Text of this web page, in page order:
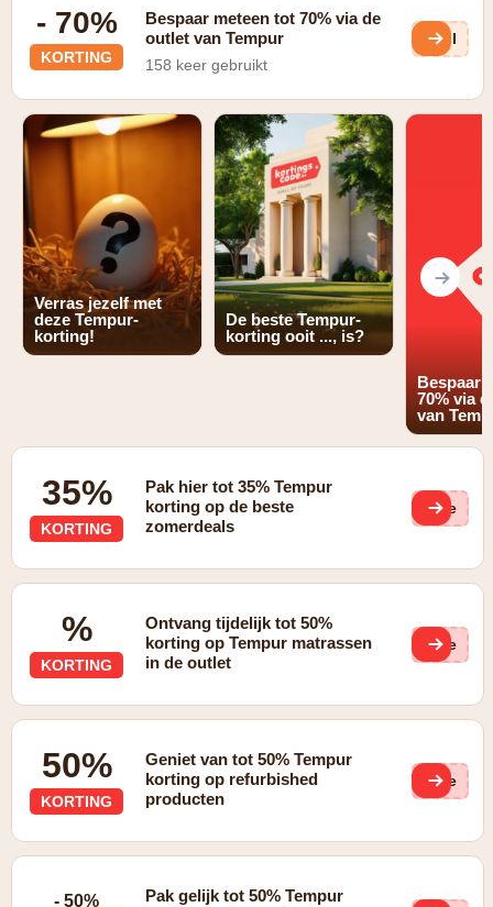
- 70%
KORTING
Bespaar meteen tot 70% via de
outlet van Tempur
158 keer gebruikt
pdI
Verras jezelf met
deze Tempur-
korting!
De beste Tempur-
korting ooit ..., is?
Bespaar
70% via
van
35%
KORTING
Pak hier tot 35% Tempur
korting op de beste
zomerdeals
(ge
%
KORTING
Ontvang tijdelijk tot 50%
korting op Tempur matrassen
in de outlet
(ge
50%
KORTING
Geniet van tot 50% Tempur
korting op refurbished
producten
(ge
- 50%
Pak gelijk tot 50% Tempur